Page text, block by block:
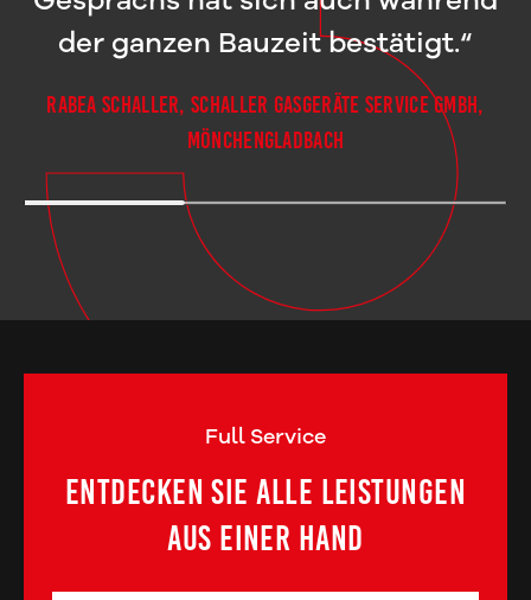
der ganzen Bauzeit bestätigt.“
Rabea Schaller, Schaller Gasgeräte Service GmbH,
Mönchengladbach
Full Service
Entdecken Sie alle Leistungen
aus einer Hand